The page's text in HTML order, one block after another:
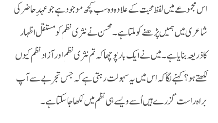
اس مجموعے میں لفظ محبت کے علاوہ وہ سب کچھ موجود ہے جو عہدِ حاضر کی
شاعری میں ہمیں پڑھنے کو ملتا ہے۔محسن نے نثری نظم کو مستقل اظہار
کاذریعہ بنایا ہے۔ میں نے ایک بار پوچھا کہ تم نثری نظم اور آزاد نظم کیوں
لکھتے ہو؟کہنے لگا کہ اس میں یہ سہولت رہتی ہے کہ جس تجربے سے آپ
براہ راست گزرے ہیں اُسے ویسے ہی نظم میں لکھا جاسکتا ہے ۔